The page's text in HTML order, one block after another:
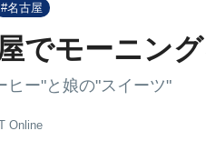
#名古屋
でモーニン
ヒー"と娘の"スイーツ"
Online